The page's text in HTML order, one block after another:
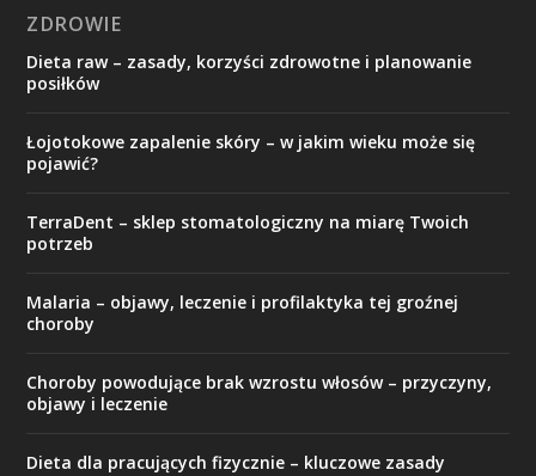
ZDROWIE
Dieta raw – zasady, korzyści zdrowotne i planowanie
posiłków
Łojotokowe zapalenie skóry – w jakim wieku może się
pojawić?
TerraDent – sklep stomatologiczny na miarę Twoich
potrzeb
Malaria – objawy, leczenie i profilaktyka tej groźnej
choroby
Choroby powodujące brak wzrostu włosów – przyczyny,
objawy i leczenie
Dieta dla pracujących fizycznie – kluczowe zasady